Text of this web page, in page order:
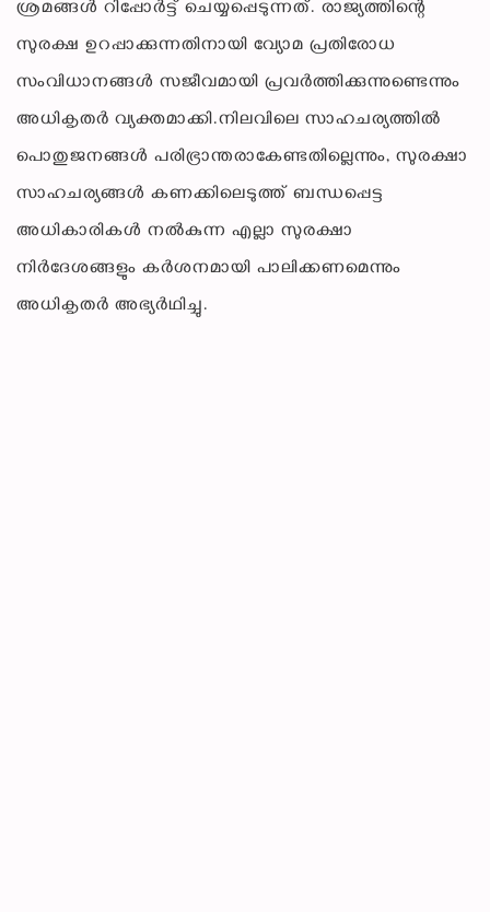
ശ്രമങ്ങൾ റിപ്പോർട്ട് ചെയ്യപ്പെടുന്നത്. രാജ്യത്തിന്റെ
സുരക്ഷ ഉറപ്പാക്കുന്നതിനായി വ്യോമ പ്രതിരോധ
സംവിധാനങ്ങൾ സജീവമായി പ്രവർത്തിക്കുന്നുണ്ടെന്നും
അധികൃതർ വ്യക്തമാക്കി.നിലവിലെ സാഹചര്യത്തിൽ
പൊതുജനങ്ങൾ പരിഭ്രാന്തരാകേണ്ടതില്ലെന്നും, സുരക്ഷാ
സാഹചര്യങ്ങൾ കണക്കിലെടുത്ത് ബന്ധപ്പെട്ട
അധികാരികൾ നൽകുന്ന എല്ലാ സുരക്ഷാ
നിർദേശങ്ങളും കർശനമായി പാലിക്കണമെന്നും
അധികൃതർ അഭ്യർഥിച്ചു.